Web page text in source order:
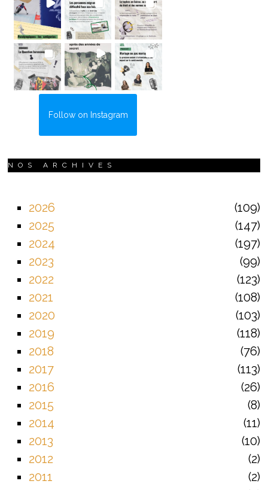
Follow on Instagram
NOS ARCHIVES
2026
109
2025
147
2024
197
2023
99
2022
123
2021
108
2020
103
2019
118
2018
76
2017
113
2016
26
2015
8
2014
11
2013
10
2012
2
2011
2